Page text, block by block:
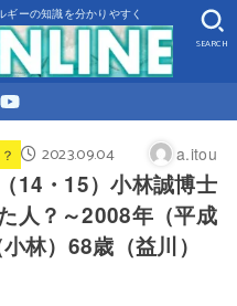
ーの知識を分かりやすく
SEARCH
2023.09.04 a.itou
14・15）小林誠博士
人？～2008年（平成
林）68歳（益川）